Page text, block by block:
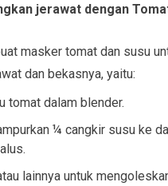
jerawat dengan
masker tomat dan susu
dan bekasnya, yaitu:
tomat dalam blender.
¼ cangkir susu ke
lainnya untuk